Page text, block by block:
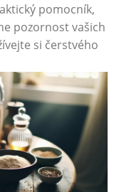
pomocník,
pozornost vašich
si čerstvého⁣